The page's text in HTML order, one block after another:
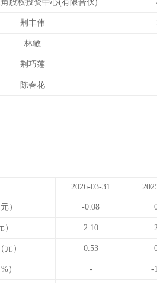
股权投资中心(有限合伙)
荆丰伟
林敏
荆巧莲
陈春花
2026-03-31
） -0.08
2.10
） 0.53
） - -